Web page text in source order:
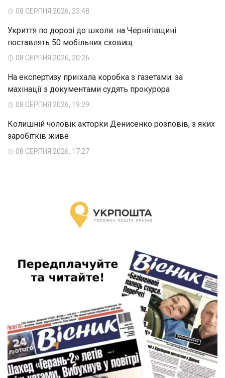
08 СЕРПНЯ 2026, 23:48
Укриття по дорозі до школи: на Чернігівщині
поставлять 50 мобільних сховищ
08 СЕРПНЯ 2026, 20:26
На експертизу приїхала коробка з газетами: за
махінації з документами судять прокурора
08 СЕРПНЯ 2026, 19:29
Колишній чоловік акторки Денисенко розповів, з яких
заробітків живе
08 СЕРПНЯ 2026, 17:27